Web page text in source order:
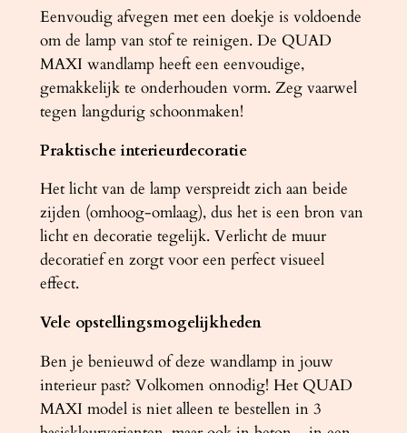
a
n
t
a
l
Eenvoudig afvegen met een doekje is voldoende
om de lamp van stof te reinigen. De QUAD
MAXI wandlamp heeft een eenvoudige,
gemakkelijk te onderhouden vorm. Zeg vaarwel
tegen langdurig schoonmaken!
Praktische interieurdecoratie
Het licht van de lamp verspreidt zich aan beide
zijden (omhoog-omlaag), dus het is een bron van
licht en decoratie tegelijk. Verlicht de muur
decoratief en zorgt voor een perfect visueel
effect.
Vele opstellingsmogelijkheden
Ben je benieuwd of deze wandlamp in jouw
interieur past? Volkomen onnodig! Het QUAD
MAXI model is niet alleen te bestellen in 3